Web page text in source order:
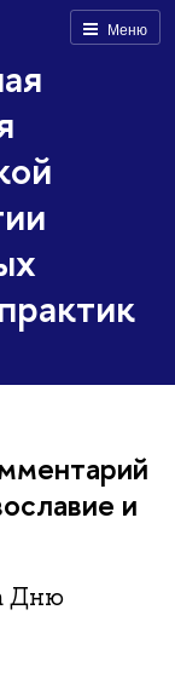
Меню
и
Дню